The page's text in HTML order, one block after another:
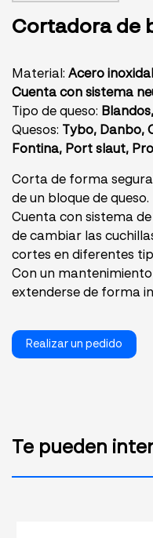
Cortadora de
Material: Acero
Cuenta con sistema
Tipo de queso:
Quesos:
Tybo, Danbo,
Fontina, Port slaut,
Corta de forma
de un bloque de queso.
Cuenta con sistema
de cambiar las
cortes en diferentes
Con un
extenderse de forma
Realizar un pedido
Te pueden